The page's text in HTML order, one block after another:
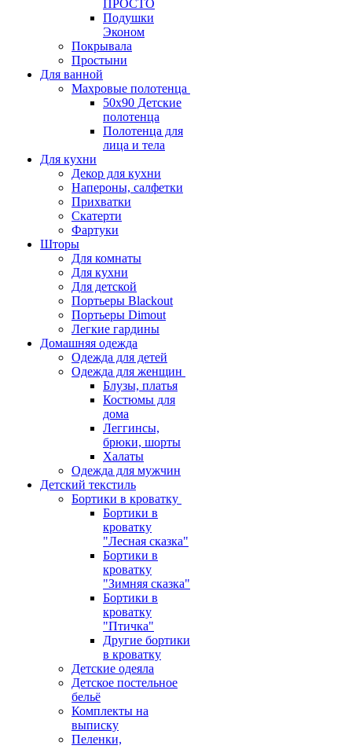
ПРОСТО
Подушки
Эконом
Покрывала
Простыни
Для ванной
Махровые полотенца
50х90 Детские
полотенца
Полотенца для
лица и тела
Для кухни
Декор для кухни
Напероны, салфетки
Прихватки
Скатерти
Фартуки
Шторы
Для комнаты
Для кухни
Для детской
Портьеры Blackout
Портьеры Dimout
Легкие гардины
Домашняя одежда
Одежда для детей
Одежда для женщин
Блузы, платья
Костюмы для
дома
Леггинсы,
брюки, шорты
Халаты
Одежда для мужчин
Детский текстиль
Бортики в кроватку
Бортики в
кроватку
"Лесная сказка"
Бортики в
кроватку
"Зимняя сказка"
Бортики в
кроватку
"Птичка"
Другие бортики
в кроватку
Детские одеяла
Детское постельное
бельё
Комплекты на
выписку
Пеленки,